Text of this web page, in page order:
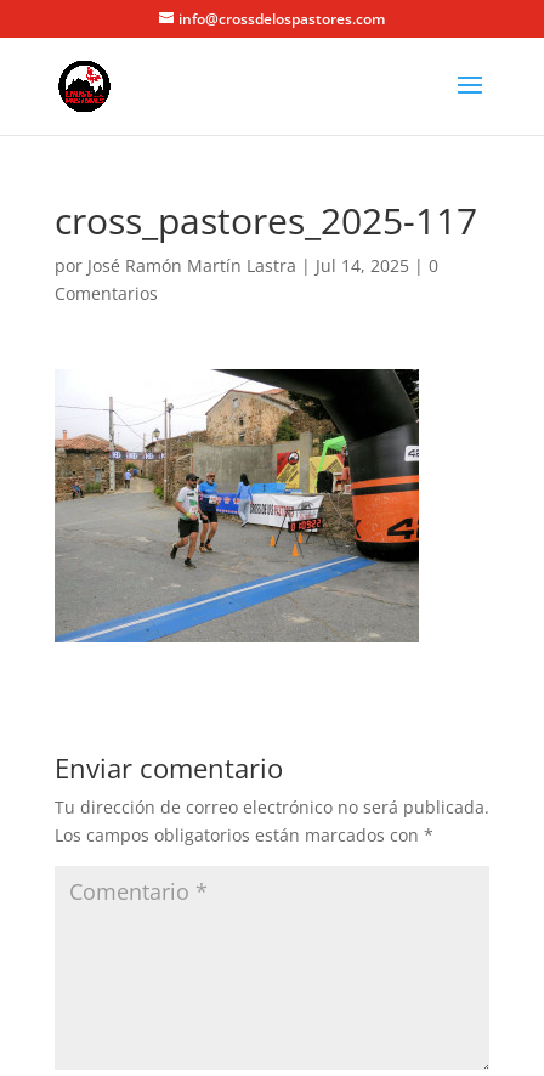
info@crossdelospastores.com
cross_pastores_2025-117
por José Ramón Martín Lastra | Jul 14, 2025| 0
Comentarios
Enviar comentario
Tu dirección de correo electrónico no será publicada.
Los campos obligatorios están marcados con *